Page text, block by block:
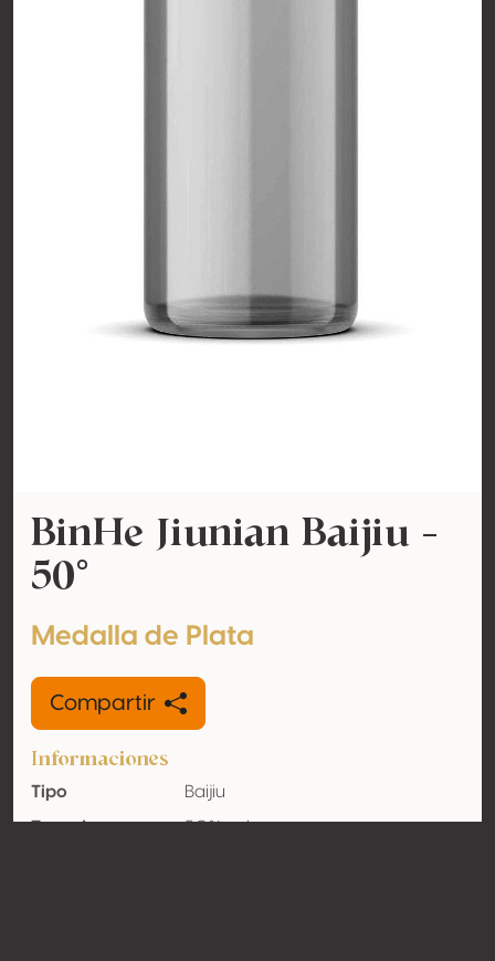
BinHe Jiunian Baijiu -
50°
Medalla de Plata
Compartir
Informaciones
Tipo
Baijiu
Tasa de
50% vol